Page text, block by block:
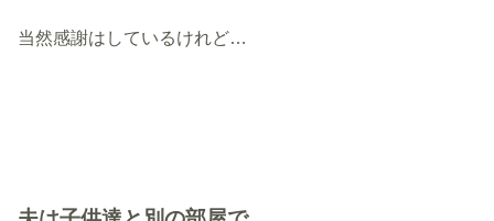
当然感謝はしているけれど…